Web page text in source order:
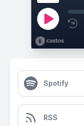
Spotify
RSS